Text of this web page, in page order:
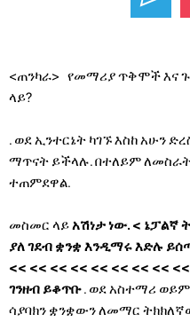
<ጠንካራ> የመማሪያ ጥቅሞች እና
ላይ?
. ወደ ኢንተርኔት ካገኙ እስከ አሁን
ማጥናት ይችላሉ. በተለይም
ተጠምደዋል.
መስመር ላይአሽነታ ነው. < ኔፓልኛ
ያለ ገደብ ቋንቋ እንዲማሩ እድሉ
<< << << << << << << <<
ገንዘብ ይቆጥቡ. ወደ አስተማሪ
ሳያባክን ቋንቋውን ለመማር